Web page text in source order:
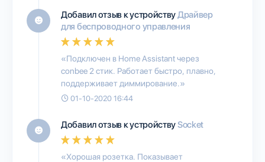
Добавил отзыв к устройствуДрайвер
для беспроводного управления
«Подключен в Home Assistant через
conbee 2 стик. Работает быстро, плавно,
поддерживает диммирование.»
01-10-2020 16:44
Добавил отзыв к устройствуSocket
«Хорошая розетка. Показывает